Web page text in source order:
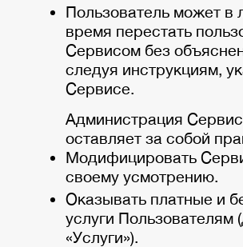
Пользователь может в
время перестать
Сервисом без
следуя инструкциям,
Сервисе.
Администрация
оставляет за собой
Модифицировать
своему усмотрению.
Оказывать платные и
услуги Пользователям
«Услуги»).